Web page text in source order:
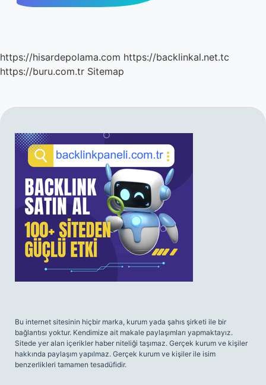
https://hisardepolama.com https://backlinkal.net.tc
https://buru.com.tr Sitemap
SIDEBAR
Bu internet sitesinin hiçbir marka, kurum yada şahıs şirketi ile bir
bağlantısı yoktur. Kendimize ait makale paylaşımları yapmaktayız.
Sitede yer alan içerikler haber niteliği taşımaz. Gerçek kurum ve kişiler
hakkında paylaşım yapılmaz. Gerçek kurum ve kişiler ile isim
benzerlikleri tamamen tesadüfidir.